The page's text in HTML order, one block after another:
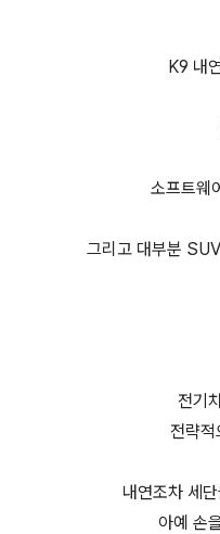
K9 내
소프트웨
그리고 대부분
전기
전략적
내연조차 세
아예 손